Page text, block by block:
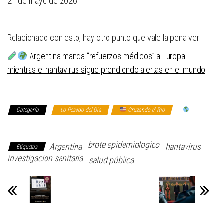
Relacionado con esto, hay otro punto que vale la pena ver:
Argentina manda “refuerzos médicos” a Europa
mientras el hantavirus sigue prendiendo alertas en el mundo
Categoría Lo Pesado del Día Cruzando el Rio
Etiquetas Argentina brote epidemiologico
hantavirus
investigacion sanitaria
salud pública